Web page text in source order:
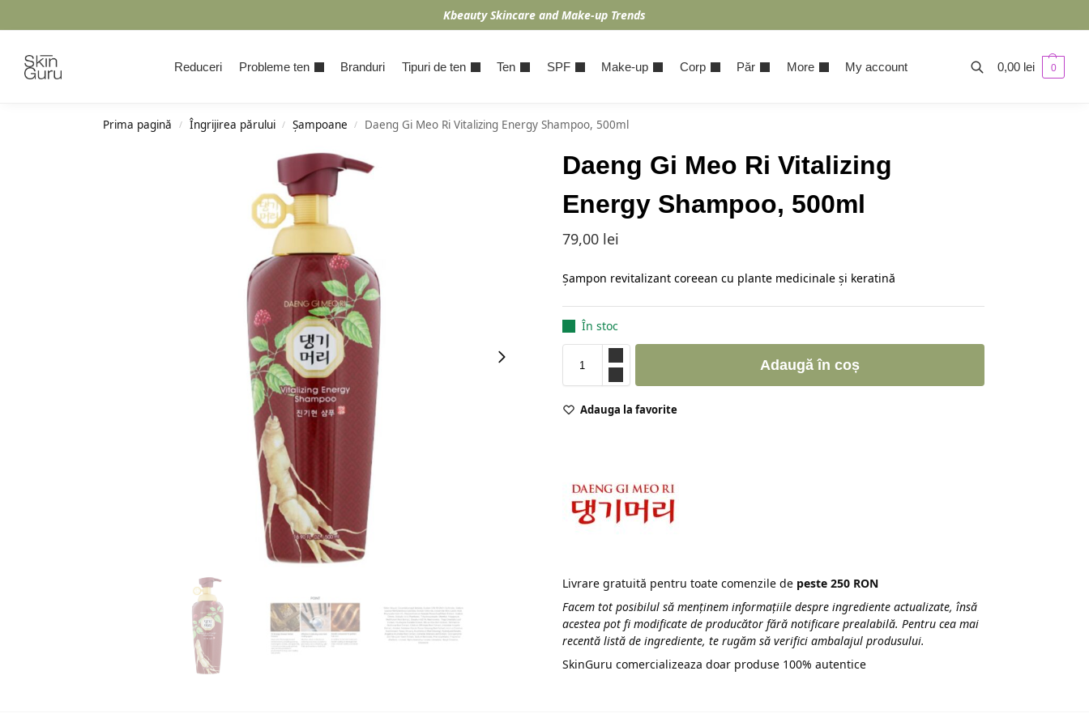
Kbeauty Skincare and Make-up Trends
Reduceri Probleme ten Branduri Tipuri de ten Ten SPF Make-up Corp Păr More My account 0,00 lei 0
Prima pagină / Îngrijirea părului / Șampoane / Daeng Gi Meo Ri Vitalizing Energy Shampoo, 500ml
Daeng Gi Meo Ri Vitalizing
Energy Shampoo, 500ml
79,00 lei
Șampon revitalizant coreean cu plante medicinale și keratină
În stoc
Adaugă în coș
Adauga la favorite
Livrare gratuită pentru toate comenzile de peste 250 RON
Facem tot posibilul să menținem informațiile despre ingrediente actualizate, însă
acestea pot fi modificate de producător fără notificare prealabilă. Pentru cea mai
recentă listă de ingrediente, te rugăm să verifici ambalajul produsului.
SkinGuru comercializeaza doar produse 100% autentice